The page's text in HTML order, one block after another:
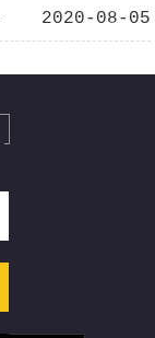
2020-08-05